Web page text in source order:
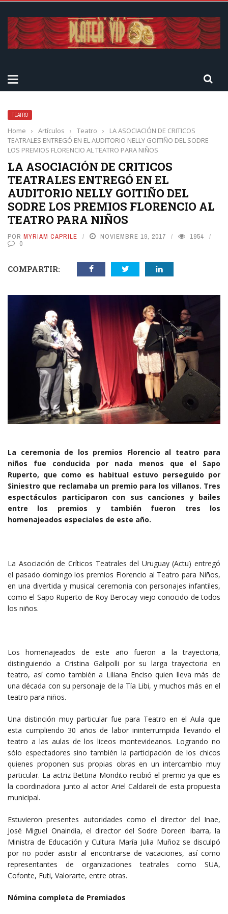
TEATRO
Home › Artículos › Teatro ›
LA ASOCIACIÓN DE CRITICOS
TEATRALES ENTREGÓ EN EL AUDITORIO NELLY GOITIÑO DEL SODRE
LOS PREMIOS FLORENCIO AL TEATRO PARA NIÑOS
LA ASOCIACIÓN DE CRITICOS
TEATRALES ENTREGÓ EN EL
AUDITORIO NELLY GOITIÑO DEL
SODRE LOS PREMIOS FLORENCIO AL
TEATRO PARA NIÑOS
POR MYRIAM CAPRILE NOVIEMBRE 19, 2017
1954
0
COMPARTIR:
La ceremonia de los premios Florencio al teatro para
niños fue conducida por nada menos que el Sapo
Ruperto, que como es habitual estuvo perseguido por
Siniestro que reclamaba un premio para los villanos. Tres
espectáculos participaron con sus canciones y bailes
entre los premios y también fueron tres los
homenajeados especiales de este año.
La Asociación de Críticos Teatrales del Uruguay (Actu) entregó
el pasado domingo los premios Florencio al Teatro para Niños,
en una divertida y musical ceremonia con personajes infantiles,
como el Sapo Ruperto de Roy Berocay viejo conocido de todos
los niños.
Los homenajeados de este año fueron a la trayectoria,
distinguiendo a Cristina Galipolli por su larga trayectoria en
teatro, así como también a Liliana Enciso quien lleva más de
una década con su personaje de la Tía Libi, y muchos más en el
teatro para niños.
Una distinción muy particular fue para Teatro en el Aula que
esta cumpliendo 30 años de labor ininterrumpida llevando el
teatro a las aulas de los liceos montevideanos. Logrando no
sólo espectadores sino también la participación de los chicos
quienes proponen sus propias obras en un intercambio muy
particular. La actriz Bettina Mondito recibió el premio ya que es
la coordinadora junto al actor Ariel Caldareli de esta propuesta
municipal.
Estuvieron presentes autoridades como el director del Inae,
José Miguel Onaindia, el director del Sodre Doreen Ibarra, la
Ministra de Educación y Cultura María Julia Muñoz se disculpó
por no poder asistir al encontrarse de vacaciones, así como
representantes de organizaciones teatrales como SUA,
Cofonte, Futi, Valorarte, entre otras.
Nómina completa de Premiados